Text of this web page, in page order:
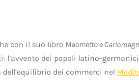
con il suo libro Maometto e
l’avvento dei popoli latino-
dei commerci nel